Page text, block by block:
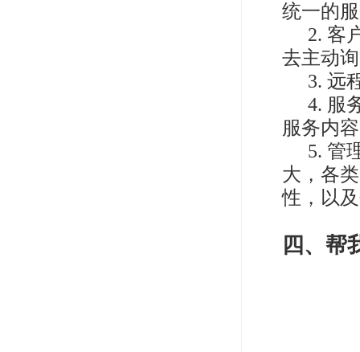
统一的
2. 客
去主动
3. 远
4. 服
服务内
5. 管
大，各
性，以
四、帮